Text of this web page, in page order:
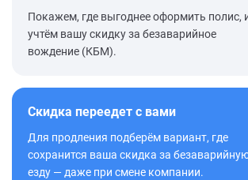
Покажем, где выгоднее оформить полис,
учтём вашу скидку за безаварийное
вождение (КБМ).
Скидка переедет с вами
Для продления подберём вариант, где
сохранится ваша скидка за
езду — даже при смене компании.